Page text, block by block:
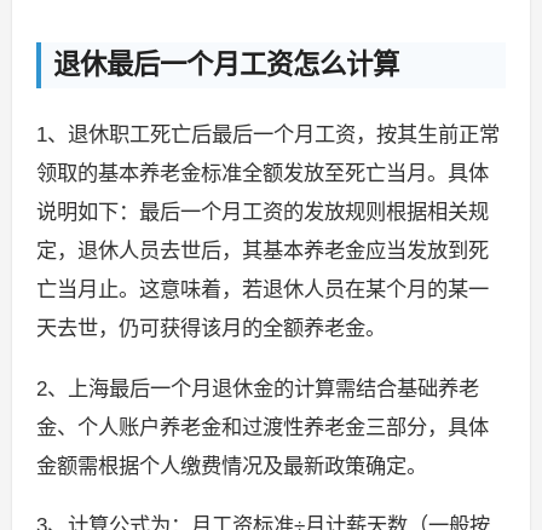
退休最后一个月工资怎么计算
1、退休职工死亡后最后一个月工资，按其生前正常
领取的基本养老金标准全额发放至死亡当月。具体
说明如下：最后一个月工资的发放规则根据相关规
定，退休人员去世后，其基本养老金应当发放到死
亡当月止。这意味着，若退休人员在某个月的某一
天去世，仍可获得该月的全额养老金。
2、上海最后一个月退休金的计算需结合基础养老
金、个人账户养老金和过渡性养老金三部分，具体
金额需根据个人缴费情况及最新政策确定。
3、计算公式为：月工资标准÷月计薪天数（一般按